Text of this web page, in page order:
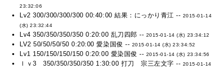
23:32:06
Lv2 300/300/300/300 00:40:00 結果：にっかり青江 -- 2015-01-14
(水) 23:32:44
Lv4 350/350/350/350 0:20:00 乱刀四郎 -- 2015-01-14 (水) 23:34:12
LV2 50/50/50/50 0:20:00 愛染国俊 -- 2015-01-14 (水) 23:34:52
Lv1 150/150/150/150 0:20:00 愛染国俊 -- 2015-01-14 (水) 23:34:56
ｌｖ3 350/350/350/350 1:30:00 打刀 宗三左文字 -- 2015-01-14